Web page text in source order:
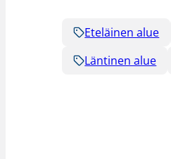
Eteläinen alue
Läntinen alue